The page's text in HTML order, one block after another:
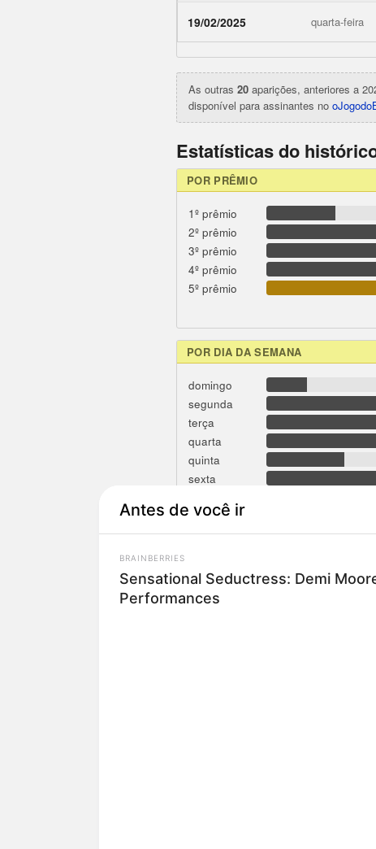
19/02/2025 quarta-feira
As outras 20 aparições, anteriores a
disponível para assinantes no
Estatísticas do
POR PRÊMIO
1º prêmio
2º prêmio
3º prêmio
4º prêmio
5º prêmio
POR DIA DA SEMANA
domingo
segunda
terça
quarta
quinta
sexta
(há